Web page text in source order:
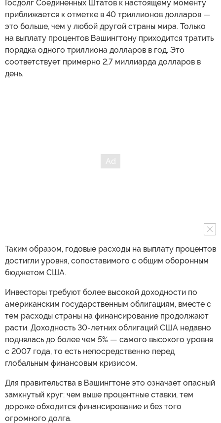
Госдолг Соединенных Штатов к настоящему моменту
приближается к отметке в 40 триллионов долларов —
это больше, чем у любой другой страны мира. Только
на выплату процентов Вашингтону приходится тратить
порядка одного триллиона долларов в год. Это
соответствует примерно 2,7 миллиарда долларов в
день.
Таким образом, годовые расходы на выплату процентов
достигли уровня, сопоставимого с общим оборонным
бюджетом США.
Инвесторы требуют более высокой доходности по
американским государственным облигациям, вместе с
тем расходы страны на финансирование продолжают
расти. Доходность 30-летних облигаций США недавно
поднялась до более чем 5% — самого высокого уровня
с 2007 года, то есть непосредственно перед
глобальным финансовым кризисом.
Для правительства в Вашингтоне это означает опасный
замкнутый круг: чем выше процентные ставки, тем
дороже обходится финансирование и без того
огромного долга.